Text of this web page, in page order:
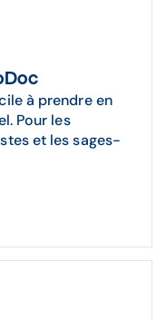
à prendre en
Pour les
et les sages-